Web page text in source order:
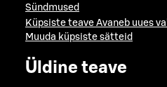
Sündmused
Küpsiste teave Avaneb uues
Muuda küpsiste sätteid
Üldine teave